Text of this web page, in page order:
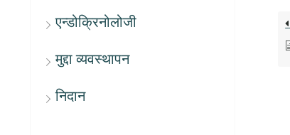
एन्डोक्रिनोलोजी
मुद्दा व्यवस्थापन
निदान